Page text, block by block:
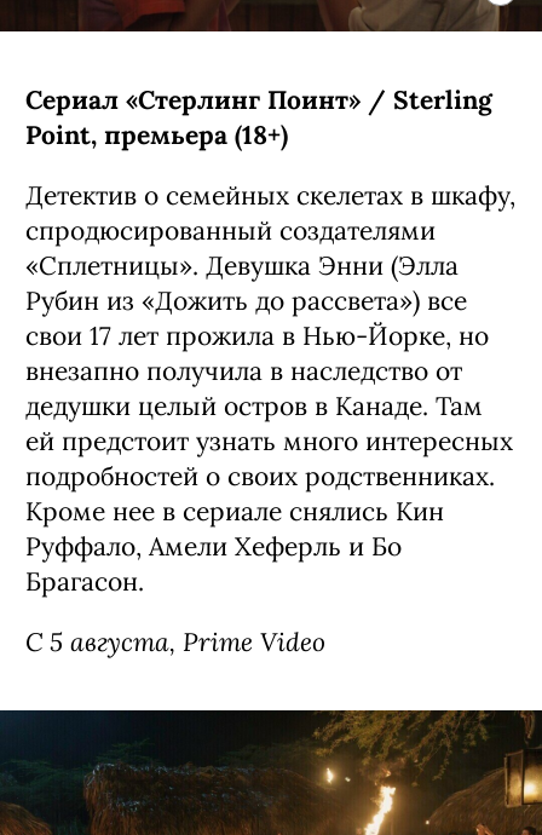
эпизоде антологии «Звездные войны:
Видения» — история строится вокруг
юной девушки-джедая Кары, которая
ищет себе подобных по всей галактике.
Автором проекта стал Кэндзи Камияма
(главная его работа — «Призрак в
доспехах: Синдром одиночки»).
С 5 августа, Disney+
Сериал «Стерлинг Поинт» / Sterling